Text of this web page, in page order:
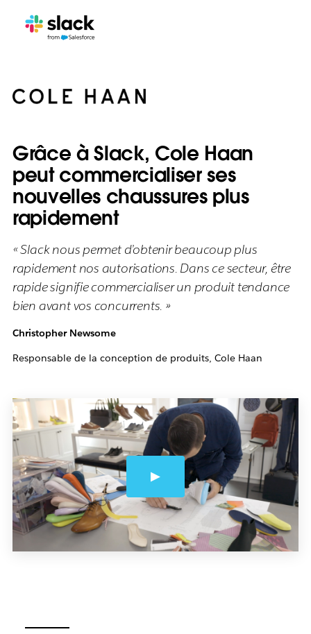
Grâce à Slack, Cole Haan
peut commercialiser ses
nouvelles chaussures plus
rapidement
« Slack nous permet d’obtenir beaucoup plus
rapidement nos autorisations. Dans ce secteur, être
rapide signifie commercialiser un produit tendance
bien avant vos concurrents. »
Christopher Newsome
Responsable de la conception de produits, Cole Haan